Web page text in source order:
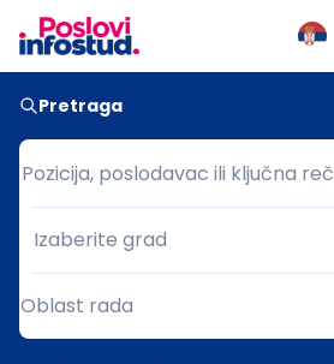
Pretraga
Pozicija, poslodavac ili ključna reč
Pozicija, poslodavac ili ključna reč
Grad
Izaberite grad
Oblast rada